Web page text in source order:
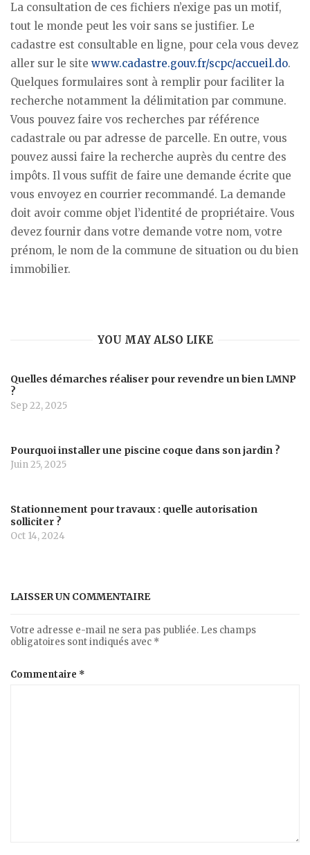
La consultation de ces fichiers n’exige pas un motif,
tout le monde peut les voir sans se justifier. Le
cadastre est consultable en ligne, pour cela vous devez
aller sur le site www.cadastre.gouv.fr/scpc/accueil.do.
Quelques formulaires sont à remplir pour faciliter la
recherche notamment la délimitation par commune.
Vous pouvez faire vos recherches par référence
cadastrale ou par adresse de parcelle. En outre, vous
pouvez aussi faire la recherche auprès du centre des
impôts. Il vous suffit de faire une demande écrite que
vous envoyez en courrier recommandé. La demande
doit avoir comme objet l’identité de propriétaire. Vous
devez fournir dans votre demande votre nom, votre
prénom, le nom de la commune de situation ou du bien
immobilier.
YOU MAY ALSO LIKE
Quelles démarches réaliser pour revendre un bien LMNP
?
Sep 22, 2025
Pourquoi installer une piscine coque dans son jardin ?
Juin 25, 2025
Stationnement pour travaux : quelle autorisation
solliciter ?
Oct 14, 2024
LAISSER UN COMMENTAIRE
Votre adresse e-mail ne sera pas publiée. Les champs
obligatoires sont indiqués avec *
Commentaire *